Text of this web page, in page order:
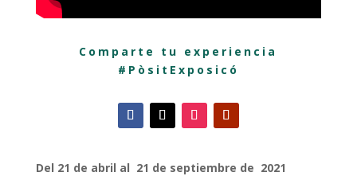
Comparte tu experiencia
#PòsitExposicó
Del 21 de abril al 21 de septiembre de 2021